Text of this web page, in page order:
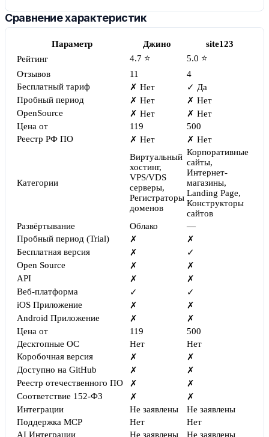
Сравнение характеристик
Параметр Джино
site123
Рейтинг
4.7 ⭐
5.0 ⭐
Отзывов
11
4
Бесплатный тариф
✗ Нет
✓ Да
Пробный период
✗ Нет
✗ Нет
OpenSource
✗ Нет
✗ Нет
Цена от
119
500
Реестр РФ ПО
✗ Нет ✗ Нет
Категории
Виртуальный
хостинг,
VPS/VDS
серверы,
Регистраторы
доменов
Корпоративные
сайты,
Интернет-
магазины,
Landing Page,
Конструкторы
сайтов
Развёртывание
Облако
—
Пробный период (Trial)
✗
✗
Бесплатная версия
✗
✓
Open Source
✗
✗
API
✗
✗
Веб-платформа
✓
✓
iOS Приложение
✗
✗
Android Приложение
✗
✗
Цена от
119
500
Десктопные ОС
Нет
Нет
Коробочная версия
✗
✗
Доступно на GitHub
✗
✗
Реестр отечественного ПО
✗
✗
Соответствие 152-ФЗ
✗
✗
Интеграции
Не заявлены
Не заявлены
Поддержка MCP
Нет
Нет
AI Интеграции
Не заявлены Не заявлены